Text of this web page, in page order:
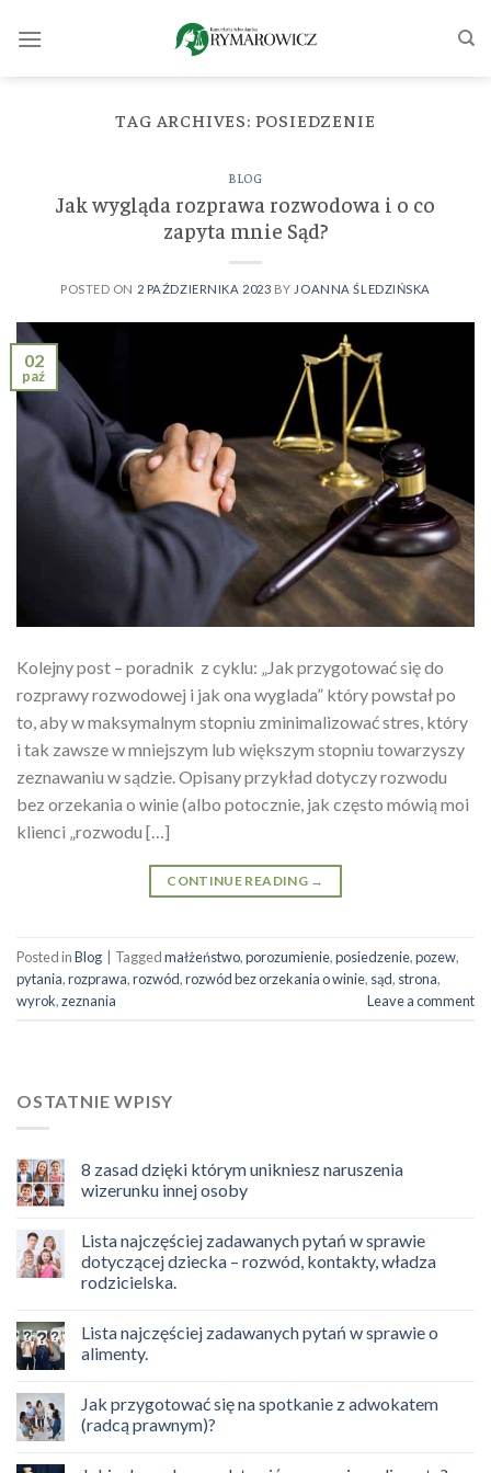
TAG ARCHIVES: POSIEDZENIE
BLOG
Jak wygląda rozprawa rozwodowa i o co
zapyta mnie Sąd?
POSTED ON 2 PAŹDZIERNIKA 2023 BY JOANNA ŚLEDZIŃSKA
02
paź
Kolejny post – poradnik z cyklu: „Jak przygotować się do
rozprawy rozwodowej i jak ona wyglada” który powstał po
to, aby w maksymalnym stopniu zminimalizować stres, który
i tak zawsze w mniejszym lub większym stopniu towarzyszy
zeznawaniu w sądzie. Opisany przykład dotyczy rozwodu
bez orzekania o winie (albo potocznie, jak często mówią moi
klienci „rozwodu […]
CONTINUE READING →
Posted inBlog Taggedmałżeństwo,porozumienie,posiedzenie,pozew,
pytania,rozprawa,rozwód,rozwód bez orzekania o winie, sąd, strona,
wyrok,zeznania Leave a comment
OSTATNIE WPISY
8 zasad dzięki którym unikniesz naruszenia
wizerunku innej osoby
Lista najczęściej zadawanych pytań w sprawie
dotyczącej dziecka – rozwód, kontakty, władza
rodzicielska.
Lista najczęściej zadawanych pytań w sprawie o
alimenty.
Jak przygotować się na spotkanie z adwokatem
(radcą prawnym)?